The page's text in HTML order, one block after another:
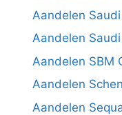
Aandelen
Aandelen
Aandelen SBM
Aandelen
Aandelen